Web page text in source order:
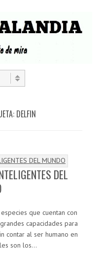
DELFIN
DEL
que cuentan con
capacidades para
contar al ser humano en
son los…